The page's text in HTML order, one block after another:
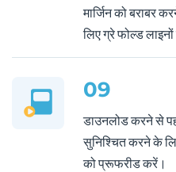
मार्जिन को बराबर
लिए ग्रे फोल्ड
09
डाउनलोड करने से
सुनिश्चित करने के
को प्रूफरीड करें।